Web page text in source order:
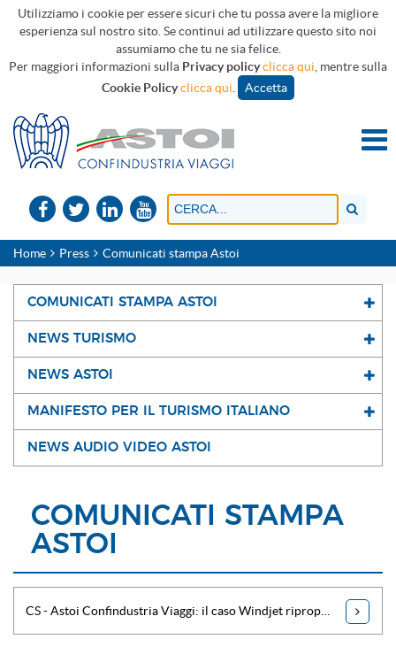
Utilizziamo i cookie per essere sicuri che tu possa avere la migliore
esperienza sul nostro sito. Se continui ad utilizzare questo sito noi
assumiamo che tu ne sia felice.
Per maggiori informazioni sulla Privacy policyclicca qui , mentre sulla
Cookie Policyclicca qui Accetta
Home Press Comunicati stampa Astoi
COMUNICATI STAMPA ASTOI
NEWS TURISMO
NEWS ASTOI
MANIFESTO PER IL TURISMO ITALIANO
NEWS AUDIO VIDEO ASTOI
COMUNICATI STAMPA
ASTOI